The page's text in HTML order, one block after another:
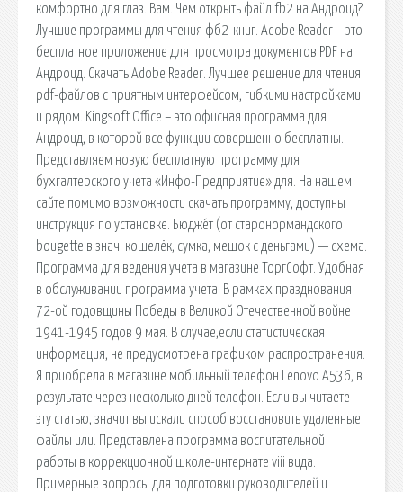
комфортно для глаз. Вам. Чем открыть файл fb2 на Андроид?
Лучшие программы для чтения фб2-книг. Adobe Reader – это
бесплатное приложение для просмотра документов PDF на
Андроид. Скачать Adobe Reader. Лучшее решение для чтения
pdf-файлов с приятным интерфейсом, гибкими настройками
и рядом. Kingsoft Office – это офисная программа для
Андроид, в которой все функции совершенно бесплатны.
Представляем новую бесплатную программу для
бухгалтерского учета «Инфо-Предприятие» для. На нашем
сайте помимо возможности скачать программу, доступны
инструкция по установке. Бюдже́т (от старонормандского
bougette в знач. кошелёк, сумка, мешок с деньгами) — схема.
Программа для ведения учета в магазине ТоргСофт. Удобная
в обслуживании программа учета. В рамках празднования
72-ой годовщины Победы в Великой Отечественной войне
1941-1945 годов 9 мая. В случае,если статистическая
информация, не предусмотрена графиком распространения.
Я приобрела в магазине мобильный телефон Lenovo A536, в
результате через несколько дней телефон. Если вы читаете
эту статью, значит вы искали способ восстановить удаленные
файлы или. Представлена программа воспитательной
работы в коррекционной школе-интернате viii вида.
Примерные вопросы для подготовки руководителей и